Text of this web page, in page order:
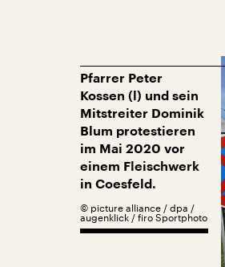
Pfarrer Peter
Kossen (l) und sein
Mitstreiter Dominik
Blum protestieren
im Mai 2020 vor
einem Fleischwerk
in Coesfeld.
© picture alliance / dpa /
augenklick / firo Sportphoto